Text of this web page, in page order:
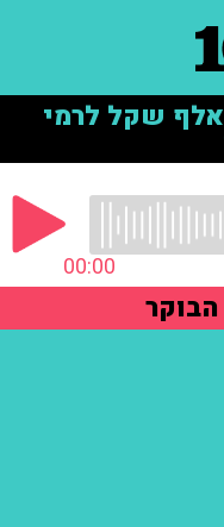
מגיע לו: פרס בסך 150 אלף שקל לרמי
00:00